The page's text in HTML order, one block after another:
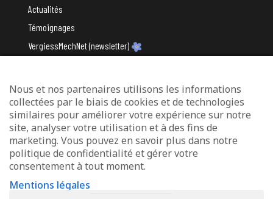
Actualités
Témoignages
VergiessMechNet (newsletter)
Avec le soutien du
Mentions légales
Protection des données
Nous et nos partenaires utilisons les informations
collectées par le biais de cookies et de technologies
similaires pour améliorer votre expérience sur notre
site, analyser votre utilisation et à des fins de
marketing. Vous pouvez en savoir plus dans notre
politique de confidentialité et gérer votre
consentement à tout moment.
Mentions légales